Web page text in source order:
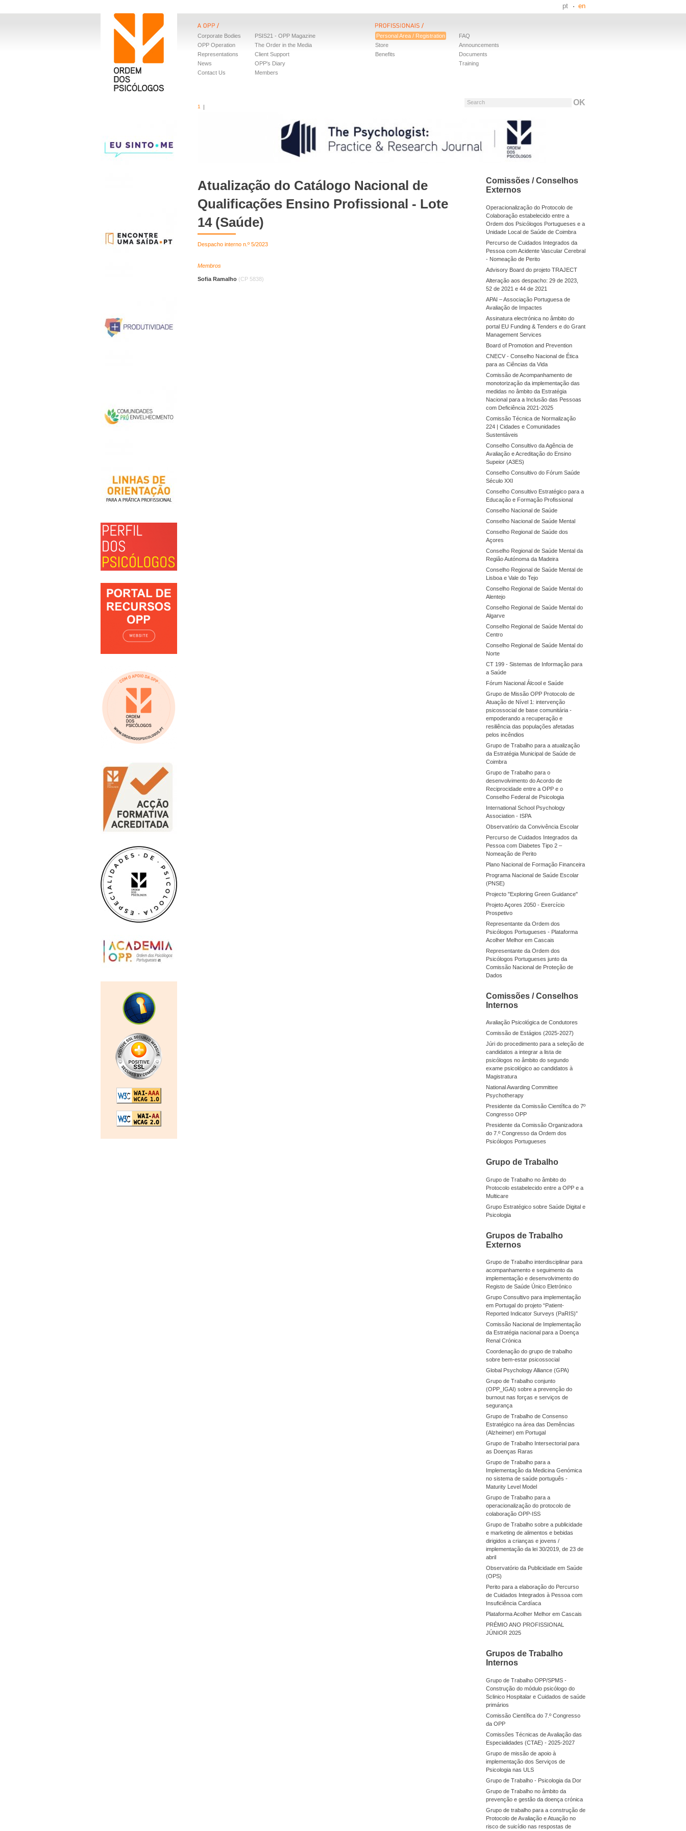
pt en
Corporate Bodies
OPP Operation
Representations
News
Contact Us
PSIS21 - OPP Magazine
The Order in the Media
Client Support
OPP's Diary
Members
Personal Area / Registration
Store
Benefits
FAQ
Announcements
Documents
Training
Search
1
Atualização do Catálogo Nacional de
Qualificações Ensino Profissional - Lote
14 (Saúde)
Despacho interno n.º 5/2023
Membros
Sofia Ramalho (CP 5838)
Comissões / Conselhos
Externos
Operacionalização do Protocolo de
Colaboração estabelecido entre a
Ordem dos Psicólogos Portugueses e a
Unidade Local de Saúde de Coimbra
Percurso de Cuidados Integrados da
Pessoa com Acidente Vascular Cerebral
- Nomeação de Perito
Advisory Board do projeto TRAJECT
Alteração aos despacho: 29 de 2023,
52 de 2021 e 44 de 2021
APAI – Associação Portuguesa de
Avaliação de Impactes
Assinatura electrónica no âmbito do
portal EU Funding & Tenders e do Grant
Management Services
Board of Promotion and Prevention
CNECV - Conselho Nacional de Ética
para as Ciências da Vida
Comissão de Acompanhamento de
monotorização da implementação das
medidas no âmbito da Estratégia
Nacional para a Inclusão das Pessoas
com Deficiência 2021-2025
Comissão Técnica de Normalização
224 | Cidades e Comunidades
Sustentáveis
Conselho Consultivo da Agência de
Avaliação e Acreditação do Ensino
Supeior (A3ES)
Conselho Consultivo do Fórum Saúde
Século XXI
Conselho Consultivo Estratégico para a
Educação e Formação Profissional
Conselho Nacional de Saúde
Conselho Nacional de Saúde Mental
Conselho Regional de Saúde dos
Açores
Conselho Regional de Saúde Mental da
Região Autónoma da Madeira
Conselho Regional de Saúde Mental de
Lisboa e Vale do Tejo
Conselho Regional de Saúde Mental do
Alentejo
Conselho Regional de Saúde Mental do
Algarve
Conselho Regional de Saúde Mental do
Centro
Conselho Regional de Saúde Mental do
Norte
CT 199 - Sistemas de Informação para
a Saúde
Fórum Nacional Álcool e Saúde
Grupo de Missão OPP Protocolo de
Atuação de Nível 1: intervenção
psicossocial de base comunitária -
empoderando a recuperação e
resiliência das populações afetadas
pelos incêndios
Grupo de Trabalho para a atualização
da Estratégia Municipal de Saúde de
Coimbra
Grupo de Trabalho para o
desenvolvimento do Acordo de
Reciprocidade entre a OPP e o
Conselho Federal de Psicologia
International School Psychology
Association - ISPA
Observatório da Convivência Escolar
Percurso de Cuidados Integrados da
Pessoa com Diabetes Tipo 2 –
Nomeação de Perito
Plano Nacional de Formação Financeira
Programa Nacional de Saúde Escolar
(PNSE)
Projecto "Exploring Green Guidance"
Projeto Açores 2050 - Exercício
Prospetivo
Representante da Ordem dos
Psicólogos Portugueses - Plataforma
Acolher Melhor em Cascais
Representante da Ordem dos
Psicólogos Portugueses junto da
Comissão Nacional de Proteção de
Dados
Comissões / Conselhos
Internos
Avaliação Psicológica de Condutores
Comissão de Estágios (2025-2027)
Júri do procedimento para a seleção de
candidatos a integrar a lista de
psicólogos no âmbito do segundo
exame psicológico ao candidatos à
Magistratura
National Awarding Committee
Psychotherapy
Presidente da Comissão Científica do 7º
Congresso OPP
Presidente da Comissão Organizadora
do 7.º Congresso da Ordem dos
Psicólogos Portugueses
Grupo de Trabalho
Grupo de Trabalho no âmbito do
Protocolo estabelecido entre a OPP e a
Multicare
Grupo Estratégico sobre Saúde Digital e
Psicologia
Grupos de Trabalho
Externos
Grupo de Trabalho interdisciplinar para
acompanhamento e seguimento da
implementação e desenvolvimento do
Registo de Saúde Único Eletrónico
Grupo Consultivo para implementação
em Portugal do projeto “Patient-
Reported Indicator Surveys (PaRIS)”
Comissão Nacional de Implementação
da Estratégia nacional para a Doença
Renal Crónica
Coordenação do grupo de trabalho
sobre bem-estar psicossocial
Global Psychology Alliance (GPA)
Grupo de Trabalho conjunto
(OPP_IGAI) sobre a prevenção do
burnout nas forças e serviços de
segurança
Grupo de Trabalho de Consenso
Estratégico na área das Demências
(Alzheimer) em Portugal
Grupo de Trabalho Intersectorial para
as Doenças Raras
Grupo de Trabalho para a
Implementação da Medicina Genómica
no sistema de saúde português -
Maturity Level Model
Grupo de Trabalho para a
operacionalização do protocolo de
colaboração OPP-ISS
Grupo de Trabalho sobre a publicidade
e marketing de alimentos e bebidas
dirigidos a crianças e jovens /
implementação da lei 30/2019, de 23 de
abril
Observatório da Publicidade em Saúde
(OPS)
Perito para a elaboração do Percurso
de Cuidados Integrados à Pessoa com
Insuficiência Cardíaca
Plataforma Acolher Melhor em Cascais
PRÉMIO ANO PROFISSIONAL
JÚNIOR 2025
Grupos de Trabalho
Internos
Grupo de Trabalho OPP/SPMS -
Construção do módulo psicólogo do
Sclinico Hospitalar e Cuidados de saúde
primários
Comissão Científica do 7.º Congresso
da OPP
Comissões Técnicas de Avaliação das
Especialidades (CTAE) - 2025-2027
Grupo de missão de apoio à
implementação dos Serviços de
Psicologia nas ULS
Grupo de Trabalho - Psicologia da Dor
Grupo de Trabalho no âmbito da
prevenção e gestão da doença crónica
Grupo de trabalho para a construção de
Protocolo de Avaliação e Atuação no
risco de suicídio nas respostas de